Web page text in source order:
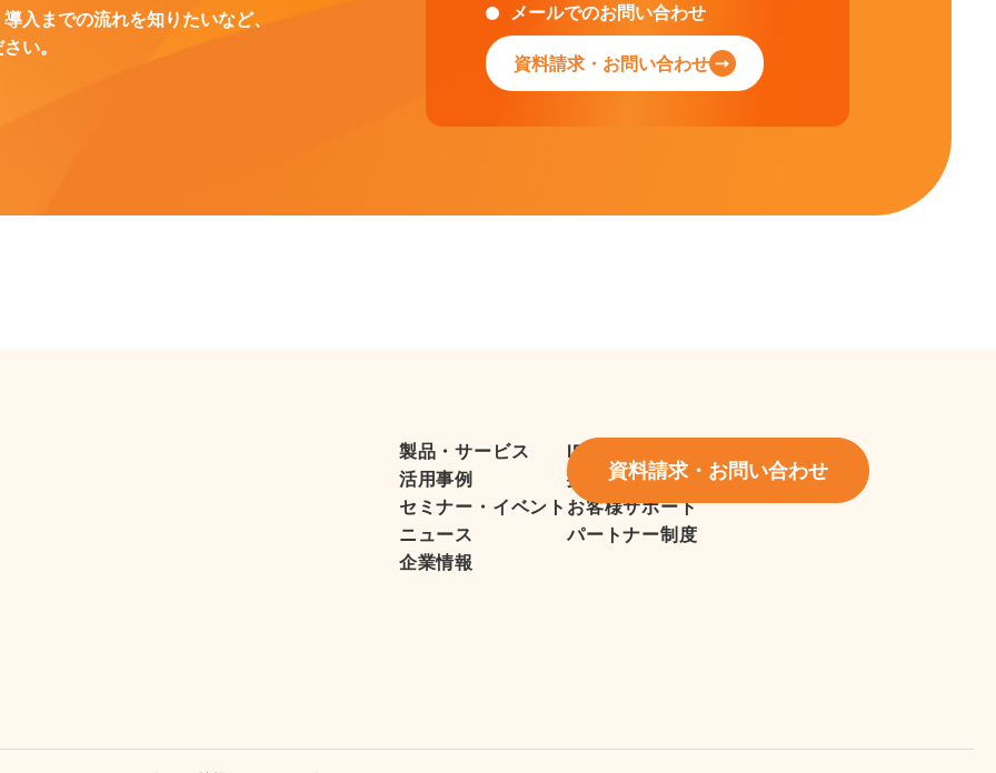
入までの流れを知りたいなど、
い。
メールでのお問い合わせ
資料請求・お問い合わせ
製品・サービス
活用事例
セミナー・イベント
ニュース
企業情報
IR情報
採用情報
お客様サポート
パートナー制度
資料請求・お問い合わせ